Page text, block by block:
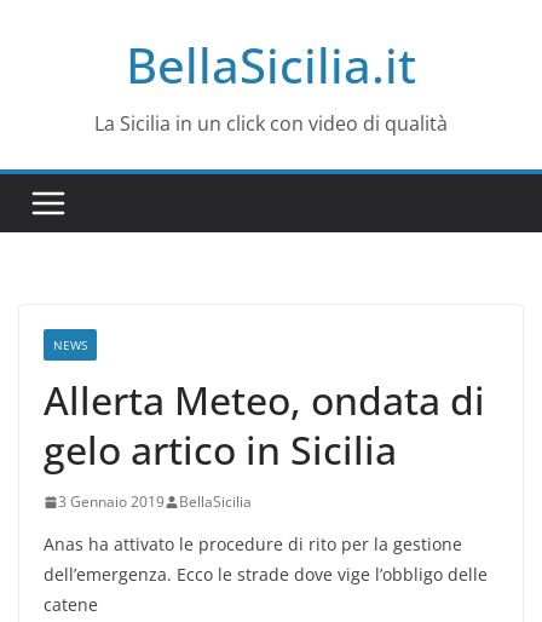
BellaSicilia.it
La Sicilia in un click con video di qualità
NEWS
Allerta Meteo, ondata di
gelo artico in Sicilia
3 Gennaio 2019 BellaSicilia
Anas ha attivato le procedure di rito per la gestione
dell’emergenza. Ecco le strade dove vige l’obbligo delle
catene